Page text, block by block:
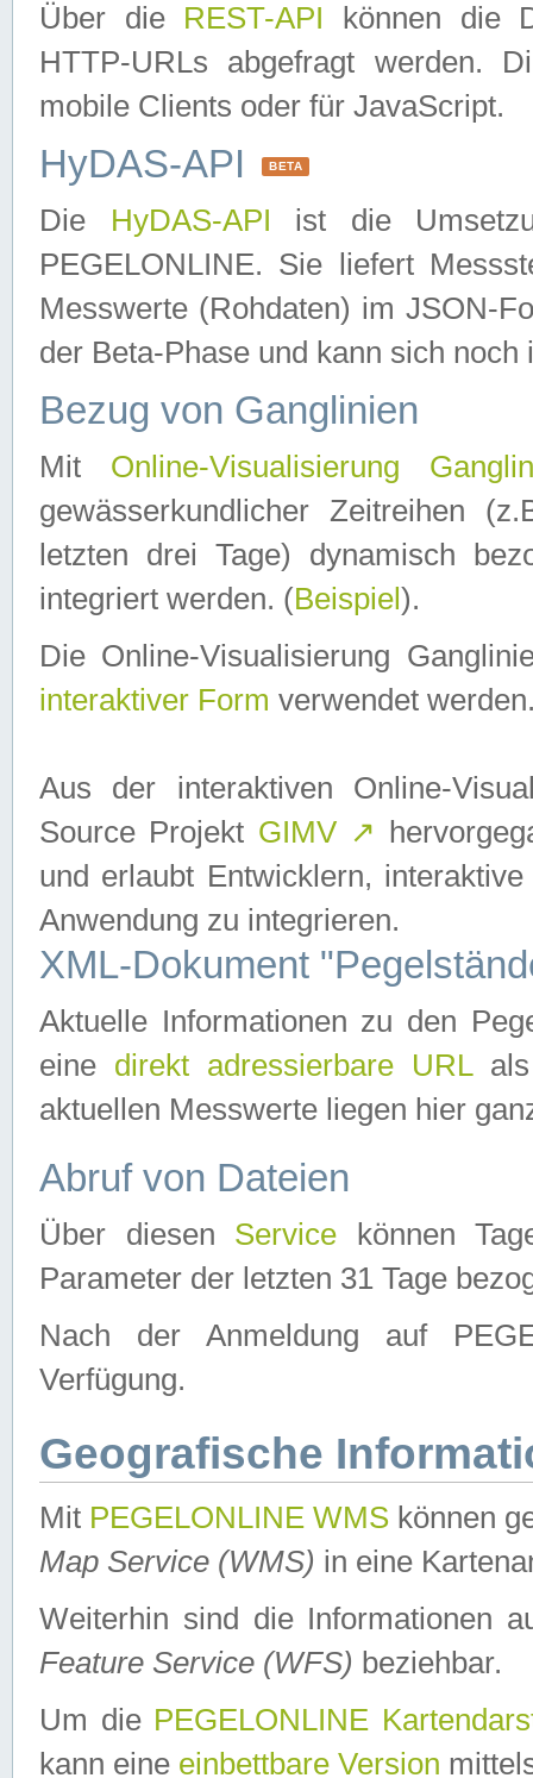
Über die REST-API können die
HTTP-URLs abgefragt werden.
mobile Clients oder für JavaScript.
HyDAS-API BETA
Die HyDAS-API ist die
PEGELONLINE. Sie liefert
Messwerte (Rohdaten) im JSON-
der Beta-Phase und kann sich noch
Bezug von Ganglinien
Mit Online-Visualisierung
gewässerkundlicher Zeitreihen
letzten drei Tage) dynamisch
integriert werden. (Beispiel ).
Die Online-Visualisierung
interaktiver Form verwendet
Aus der interaktiven Online-
Source Projekt GIMV ↗
und erlaubt Entwicklern,
Anwendung zu integrieren.
XML-Dokument
Aktuelle Informationen zu den
eine direkt adressierbare URLals
aktuellen Messwerte liegen hier
Abruf von Dateien
Über diesen Service können
Parameter der letzten 31 Tage
Nach der Anmeldung auf
Verfügung.
Geografische
Mit PEGELONLINE WMS können
Map Service (WMS) in eine
Weiterhin sind die Informationen
Feature Service (WFS) beziehbar.
Um die PEGELONLINE
kann eine einbettbare Version